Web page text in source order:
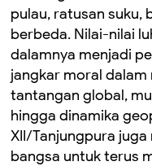
pulau, ratusan suku,
berbeda. Nilai-nilai
dalamnya menjadi
jangkar moral
tantangan global,
hingga dinamika
XII/Tanjungpura
bangsa untuk terus